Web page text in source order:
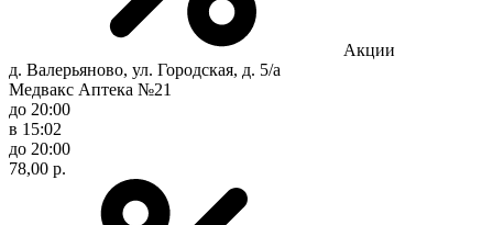
Акции
д. Валерьяново, ул. Городская, д. 5/а
Медвакс Аптека №21
до 20:00
в 15:02
до 20:00
78,00 р.